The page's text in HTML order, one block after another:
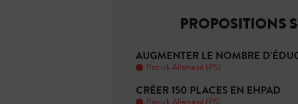
PROPOSITIONS
AUGMENTER LE NOMBRE
Patrick Allemand (PS)
CRÉER 150 PLACES EN EHPAD